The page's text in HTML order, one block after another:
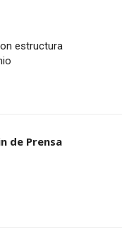
estructura
de Prensa